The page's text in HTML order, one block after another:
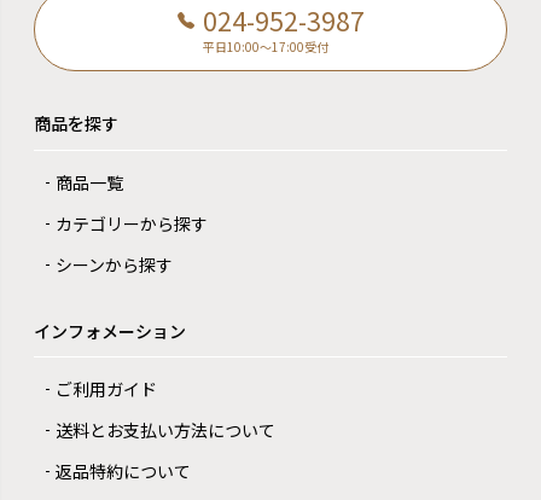
024-952-3987
平日10:00～17:00受付
商品を探す
商品一覧
カテゴリーから探す
シーンから探す
インフォメーション
ご利用ガイド
送料とお支払い方法について
返品特約について